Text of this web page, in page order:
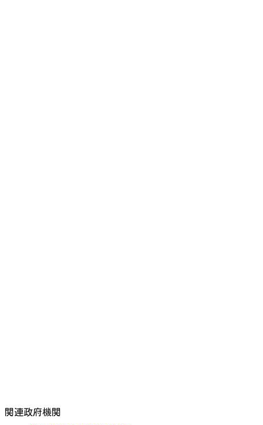
関連政府機関